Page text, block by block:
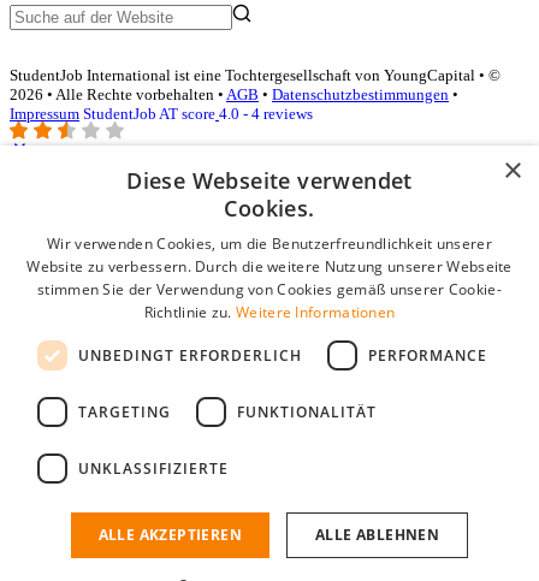
StudentJob International ist eine Tochtergesellschaft von YoungCapital • ©
2026 • Alle Rechte vorbehalten • AGB • Datenschutzbestimmungen •
Impressum StudentJob AT score 4.0 - 4 reviews
Login für Unternehmen
E-Mail*
Passwort
Angemeldet bleiben
Passwort vergessen?
Kostenloses Unternehmensprofil
Wenn Sie sich registriert haben, können Sie ein Unternehmensprofil
passenden Mitarbeiter zu finden.
×
Diese Webseite verwendet
Cookies.
Wir verwenden Cookies, um die Benutzerfreundlichkeit unserer
Website zu verbessern. Durch die weitere Nutzung unserer Webseite
stimmen Sie der Verwendung von Cookies gemäß unserer Cookie-
Richtlinie zu. Weitere Informationen
UNBEDINGT ERFORDERLICH PERFORMANCE
TARGETING FUNKTIONALITÄT
UNKLASSIFIZIERTE
ALLE AKZEPTIEREN ALLE ABLEHNEN